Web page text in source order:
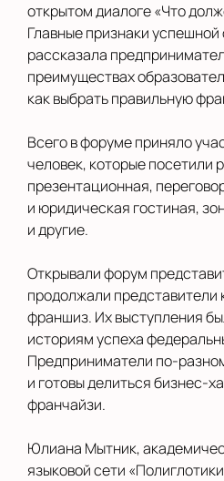
открытом диалоге «Что
Главные признаки
рассказала
преимуществах
как выбрать правильную
Всего в форуме приняло
человек, которые посетили
презентационная,
и юридическая гостиная,
и другие.
Открывали форум
продолжали представители
франшиз. Их выступления
историям успеха
Предприниматели по-
и готовы делиться бизнес-
франчайзи.
Юлиана Мытник,
языковой сети